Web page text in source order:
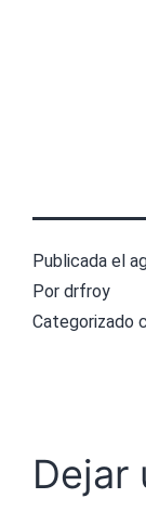
Publicada el
Por drfroy
Categorizado
Dejar